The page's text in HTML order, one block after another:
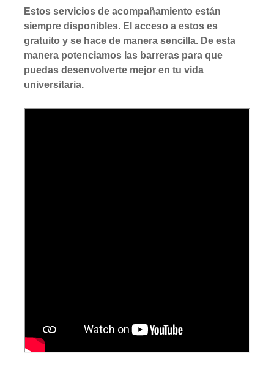
Estos servicios de acompañamiento están
siempre disponibles. El acceso a estos es
gratuito y se hace de manera sencilla. De esta
manera potenciamos las barreras para que
puedas desenvolverte mejor en tu vida
universitaria.